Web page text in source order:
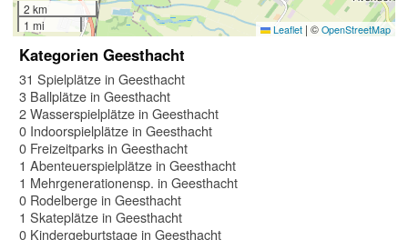
2 km
1 mi
Leaflet | © OpenStreetMap
Kategorien Geesthacht
31 Spielplätze in Geesthacht
3 Ballplätze in Geesthacht
2 Wasserspielplätze in Geesthacht
0 Indoorspielplätze in Geesthacht
0 Freizeitparks in Geesthacht
1 Abenteuerspielplätze in Geesthacht
1 Mehrgenerationensp. in Geesthacht
0 Rodelberge in Geesthacht
1 Skateplätze in Geesthacht
0 Kindergeburtstage in Geesthacht